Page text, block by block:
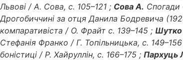
Львові / А. Сова, с. 105–121 ; Сова А. Спогади
Дрогобиччині за отця Данила Бодревича
компаративіста / О. Фрайт с. 139–145 ;
Стефанія Франко / Г. Топільницька, с.
боністиці / Р. Хайруллін, с. 166–175 ; Пархуць